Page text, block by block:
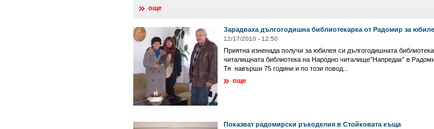
още
Зарадваха дългогодишна библиотекарка от Радомир за
12/17/2010 - 12:50
Приятна изненада получи за юбилея си дългогодишната
читалищната библиотека на Народно читалище”Напредак” в
Тя навърши 75 години и по този повод...
още
Показват радомирски ръкоделия в Стойковата къща